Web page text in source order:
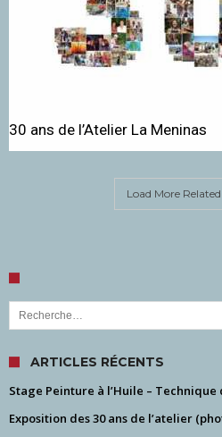
30 ans de l’Atelier La Meninas
Load More
Rechercher :
ARTICLES RÉCENTS
Stage Peinture à l’Huile – Technique
Exposition des 30 ans de l’atelier